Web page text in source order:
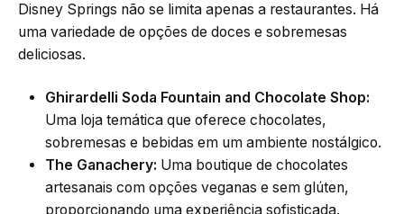
Disney Springs não se limita apenas a restaurantes. Há
uma variedade de opções de doces e sobremesas
deliciosas.
Ghirardelli Soda Fountain and Chocolate Shop:
Uma loja temática que oferece chocolates,
sobremesas e bebidas em um ambiente nostálgico.
The Ganachery: Uma boutique de chocolates
artesanais com opções veganas e sem glúten,
proporcionando uma experiência sofisticada.